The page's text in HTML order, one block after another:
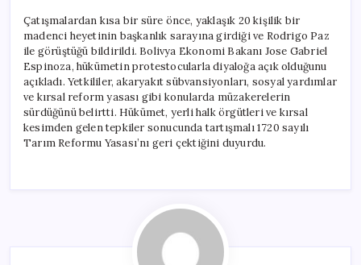
Çatışmalardan kısa bir süre önce, yaklaşık 20 kişilik bir
madenci heyetinin başkanlık sarayına girdiği ve Rodrigo Paz
ile görüştüğü bildirildi. Bolivya Ekonomi Bakanı Jose Gabriel
Espinoza, hükümetin protestocularla diyaloğa açık olduğunu
açıkladı. Yetkililer, akaryakıt sübvansiyonları, sosyal yardımlar
ve kırsal reform yasası gibi konularda müzakerelerin
sürdüğünü belirtti. Hükümet, yerli halk örgütleri ve kırsal
kesimden gelen tepkiler sonucunda tartışmalı 1720 sayılı
Tarım Reformu Yasası’nı geri çektiğini duyurdu.